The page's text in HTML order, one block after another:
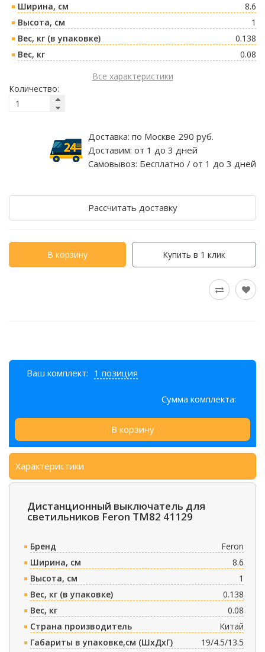
Ширина, см
8.6
Высота, см
1
Вес, кг (в упаковке)
0.138
Вес, кг
0.08
Все характеристики
Количество:
Доставка: по Москве 290 руб.
Доставим: от 1 до 3 дней
Самовывоз: Бесплатно / от 1 до 3 дней
Рассчитать доставку
В корзину Купить в 1 клик
Ваш комплект: 1 позиция
Сумма комплекта:
В корзину
Характеристики
Дистанционный выключатель для
светильников Feron TM82 41129
Бренд
Feron
Ширина, см
8.6
Высота, см
1
Вес, кг (в упаковке)
0.138
Вес, кг
0.08
Страна производитель
Китай
Габариты в упаковке,см (ШxДxГ)
19/4.5/13.5